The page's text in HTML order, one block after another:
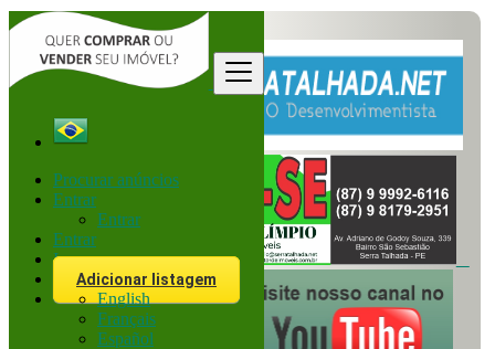
Procurar anúncios
Entrar
Entrar
Entrar
Inscreva-se
Adicionar listagem
English
Français
Español